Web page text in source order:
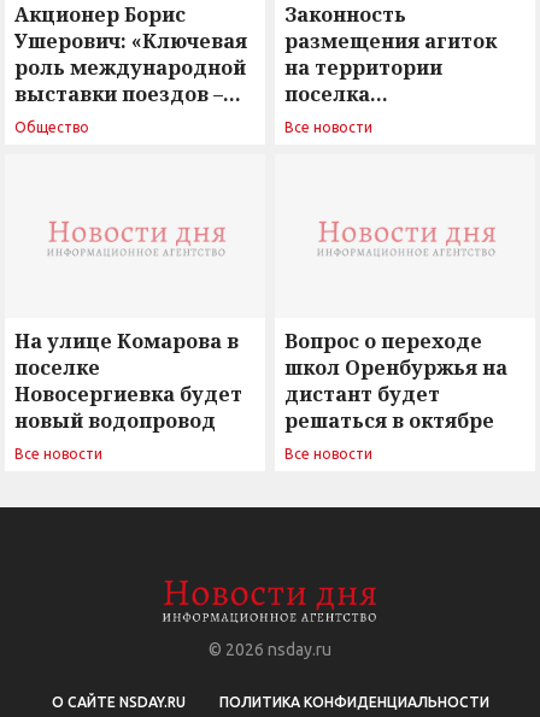
Акционер Борис
Ушерович: «Ключевая
роль международной
выставки поездов –
поиск ответов на
Общество
Законность
размещения агиток
на территории
поселка
Новосергиевка
Все новости
На улице Комарова в
поселке
Новосергиевка будет
новый водопровод
Все новости
Вопрос о переходе
школ Оренбуржья на
дистант будет
решаться в октябре
Все новости
© 2026 nsday.ru
О САЙТЕ NSDAY.RU ПОЛИТИКА КОНФИДЕНЦИАЛЬНОСТИ